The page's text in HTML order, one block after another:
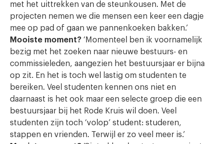
met het uittrekken van de steunkousen. Met de
projecten nemen we die mensen een keer een dagje
mee op pad of gaan we pannenkoeken bakken.’
Mooiste moment? ‘Momenteel ben ik voornamelijk
bezig met het zoeken naar nieuwe bestuurs- en
commissieleden, aangezien het bestuursjaar er bijna
op zit. En het is toch wel lastig om studenten te
bereiken. Veel studenten kennen ons niet en
daarnaast is het ook maar een selecte groep die een
bestuursjaar bij het Rode Kruis wil doen. Veel
studenten zijn toch ‘volop’ student: studeren,
stappen en vrienden. Terwijl er zo veel meer is.’